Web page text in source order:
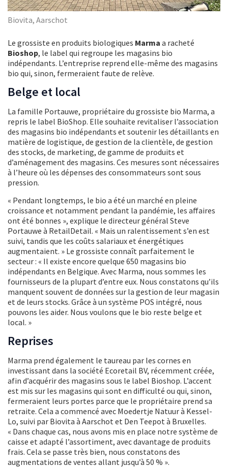
Biovita, Aarschot
Le grossiste en produits biologiques Marma a racheté
Bioshop, le label qui regroupe les magasins bio
indépendants. L’entreprise reprend elle-même des magasins
bio qui, sinon, fermeraient faute de relève.
Belge et local
La famille Portauwe, propriétaire du grossiste bio Marma, a
repris le label BioShop. Elle souhaite revitaliser l’association
des magasins bio indépendants et soutenir les détaillants en
matière de logistique, de gestion de la clientèle, de gestion
des stocks, de marketing, de gamme de produits et
d’aménagement des magasins. Ces mesures sont nécessaires
à l’heure où les dépenses des consommateurs sont sous
pression.
« Pendant longtemps, le bio a été un marché en pleine
croissance et notamment pendant la pandémie, les affaires
ont été bonnes », explique le directeur général Steve
Portauwe à RetailDetail. « Mais un ralentissement s’en est
suivi, tandis que les coûts salariaux et énergétiques
augmentaient. » Le grossiste connaît parfaitement le
secteur : « Il existe encore quelque 650 magasins bio
indépendants en Belgique. Avec Marma, nous sommes les
fournisseurs de la plupart d’entre eux. Nous constatons qu’ils
manquent souvent de données sur la gestion de leur magasin
et de leurs stocks. Grâce à un système POS intégré, nous
pouvons les aider. Nous voulons que le bio reste belge et
local. »
Reprises
Marma prend également le taureau par les cornes en
investissant dans la société Ecoretail BV, récemment créée,
afin d’acquérir des magasins sous le label Bioshop. L’accent
est mis sur les magasins qui sont en difficulté ou qui, sinon,
fermeraient leurs portes parce que le propriétaire prend sa
retraite. Cela a commencé avec Moedertje Natuur à Kessel-
Lo, suivi par Biovita à Aarschot et Den Teepot à Bruxelles.
« Dans chaque cas, nous avons mis en place notre système de
caisse et adapté l’assortiment, avec davantage de produits
frais. Cela se passe très bien, nous constatons des
augmentations de ventes allant jusqu’à 50 % ».